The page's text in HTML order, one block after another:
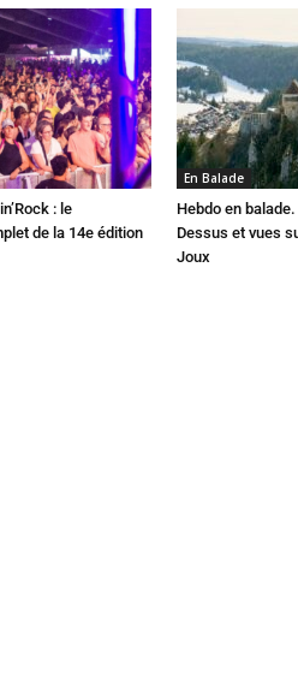
: le
de la 14e édition
En Balade
Hebdo en
Dessus et vues
Joux